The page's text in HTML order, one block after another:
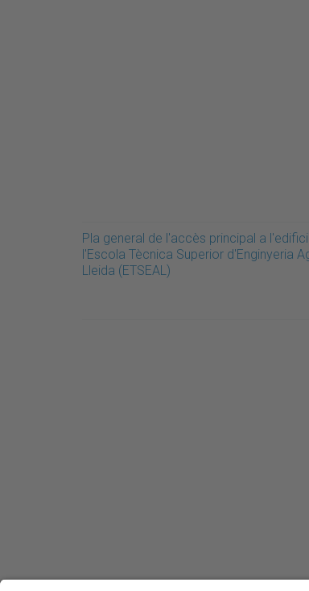
Pla general de l'accès principal a
l'Escola Tècnica Superior d'Enginyeria
Lleida (ETSEAL)